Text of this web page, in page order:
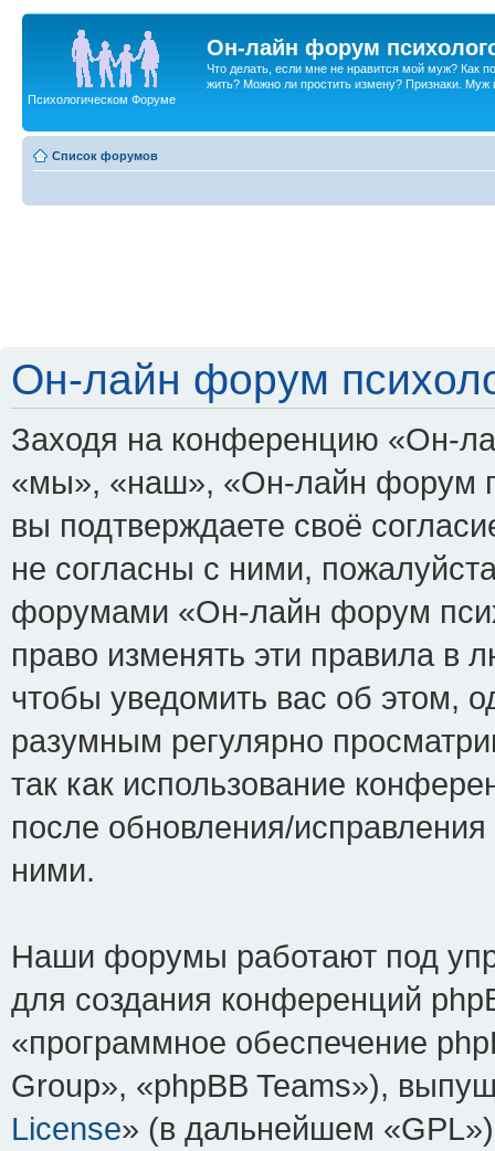
Он-лайн форум
Что делать, если мне не нравится мой муж? Как
жить? Можно ли простить измену? Признаки. Муж
Психологическом Форуме
Список форумов
Он-лайн форум
Заходя на конференцию «Он-
«мы», «наш», «Он-лайн форум
вы подтверждаете своё
не согласны с ними,
форумами «Он-лайн форум
право изменять эти правила в
чтобы уведомить вас об этом,
разумным регулярно
так как использование
после обновления/
ними.
Наши форумы работают под
для создания конференций
«программное обеспечение
Group», «phpBB Teams»),
License» (в дальнейшем